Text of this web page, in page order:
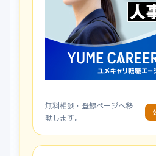
無料相談・登録ページへ移
動します。